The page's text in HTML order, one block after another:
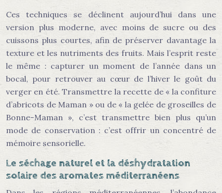
Ces techniques se déclinent aujourd’hui dans une
version plus moderne, avec moins de sucre ou des
cuissons plus courtes, afin de préserver davantage la
texture et les nutriments des fruits. Mais l’esprit reste
le même : capturer un moment de l’année dans un
bocal, pour retrouver au cœur de l’hiver le goût du
verger en été. Transmettre la recette de « la confiture
d’abricots de Maman » ou de « la gelée de groseilles de
Bonne-Maman », c’est transmettre bien plus qu’un
mode de conservation : c’est offrir un concentré de
mémoire sensorielle.
Le séchage naturel et la déshydratation
solaire des aromates méditerranéens